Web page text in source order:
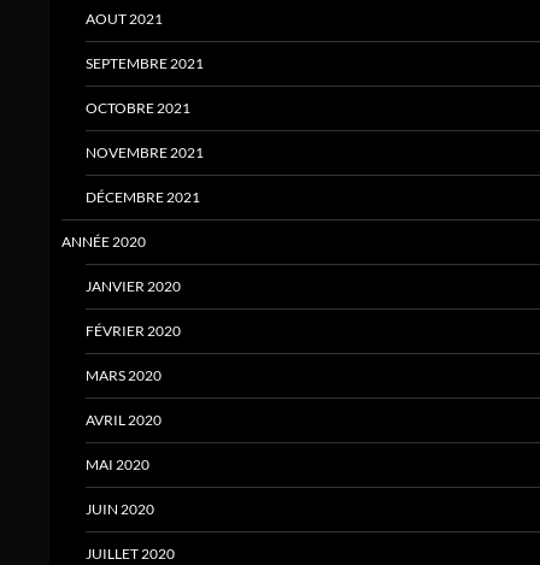
AOUT 2021
SEPTEMBRE 2021
OCTOBRE 2021
NOVEMBRE 2021
DÉCEMBRE 2021
ANNÉE 2020
JANVIER 2020
FÉVRIER 2020
MARS 2020
AVRIL 2020
MAI 2020
JUIN 2020
JUILLET 2020